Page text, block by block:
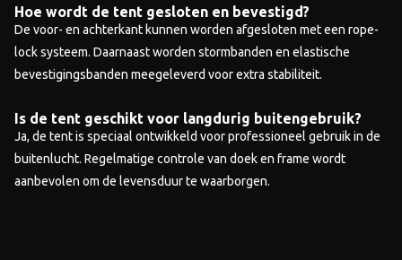
Hoe wordt de tent gesloten en bevestigd?
De voor- en achterkant kunnen worden afgesloten met een rope-
lock systeem. Daarnaast worden stormbanden en elastische
bevestigingsbanden meegeleverd voor extra stabiliteit.
Is de tent geschikt voor langdurig buitengebruik?
Ja, de tent is speciaal ontwikkeld voor professioneel gebruik in de
buitenlucht. Regelmatige controle van doek en frame wordt
aanbevolen om de levensduur te waarborgen.